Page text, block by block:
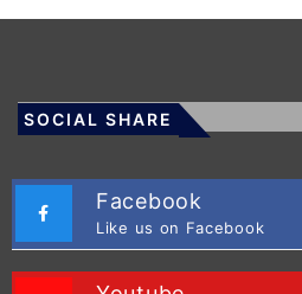
SOCIAL SHARE
Facebook
Like us on Facebook